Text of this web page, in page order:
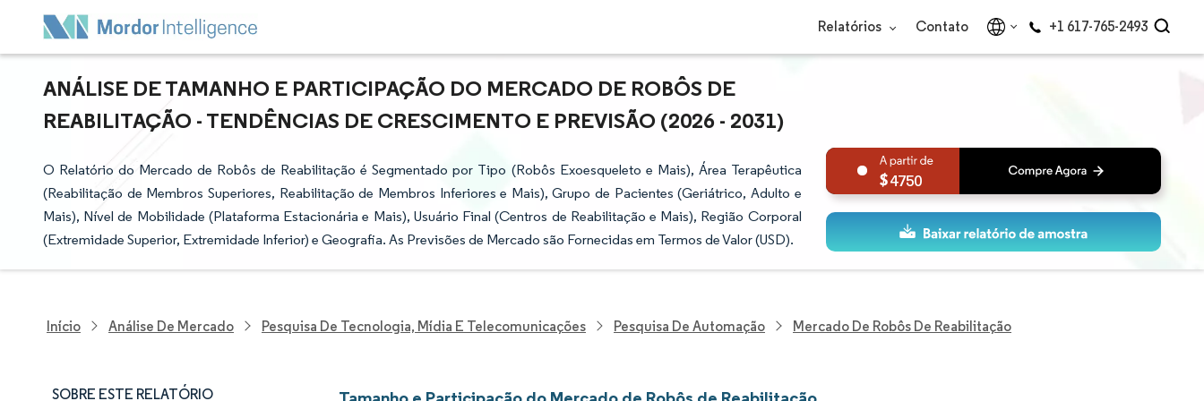
Relatórios Contato +1 617-765-2493
ANÁLISE DE TAMANHO E PARTICIPAÇÃO DO MERCADO DE ROBÔS DE
REABILITAÇÃO - TENDÊNCIAS DE CRESCIMENTO E PREVISÃO (2026 - 2031)
O Relatório do Mercado de Robôs de Reabilitação é Segmentado por Tipo (Robôs Exoesqueleto e Mais), Área Terapêutica
(Reabilitação de Membros Superiores, Reabilitação de Membros Inferiores e Mais), Grupo de Pacientes (Geriátrico, Adulto e
Mais), Nível de Mobilidade (Plataforma Estacionária e Mais), Usuário Final (Centros de Reabilitação e Mais), Região Corporal
(Extremidade Superior, Extremidade Inferior) e Geografia. As Previsões de Mercado são Fornecidas em Termos de Valor (USD).
4750
Início Análise De Mercado Pesquisa De Tecnologia, Mídia E Telecomunicações Pesquisa De Automação Mercado De Robôs De Reabilitação
SOBRE ESTE RELATÓRIO